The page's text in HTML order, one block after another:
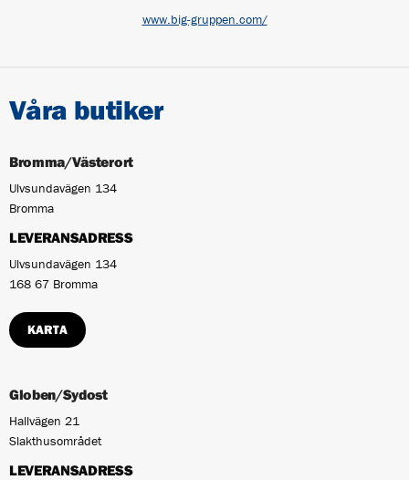
www.big-gruppen.com/
Våra butiker
Bromma/Västerort
Ulvsundavägen 134
Bromma
LEVERANSADRESS
Ulvsundavägen 134
168 67 Bromma
KARTA
Globen/Sydost
Hallvägen 21
Slakthusområdet
LEVERANSADRESS